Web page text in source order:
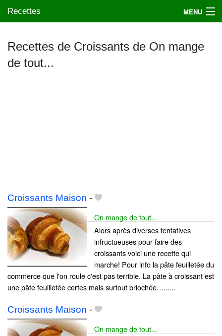
Recettes MENU
Mes blogs préférés
Recettes de Croissants de On mange
de tout...
Croissants Maison -
On mange de tout...
Alors après diverses tentatives
infructueuses pour faire des
croissants voici une recette qui
marche! Pour info la pâte feuilletée du
commerce que l'on roule c'est pas terrible. La pâte à croissant est
une pâte feuilletée certes mais surtout briochée…......
Croissants Maison -
On mange de tout...